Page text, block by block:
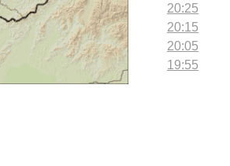
20:25
20:15
20:05
19:55